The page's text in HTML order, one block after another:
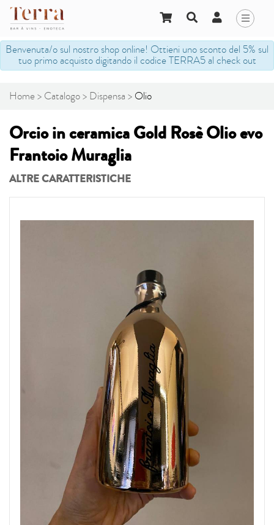
Benvenuta/o sul nostro shop online! Ottieni uno sconto del 5% sul
tuo primo acquisto digitando il codice TERRA5 al check out
Home Catalogo Dispensa Olio
Orcio in ceramica Gold Rosè Olio evo
Frantoio Muraglia
ALTRE CARATTERISTICHE